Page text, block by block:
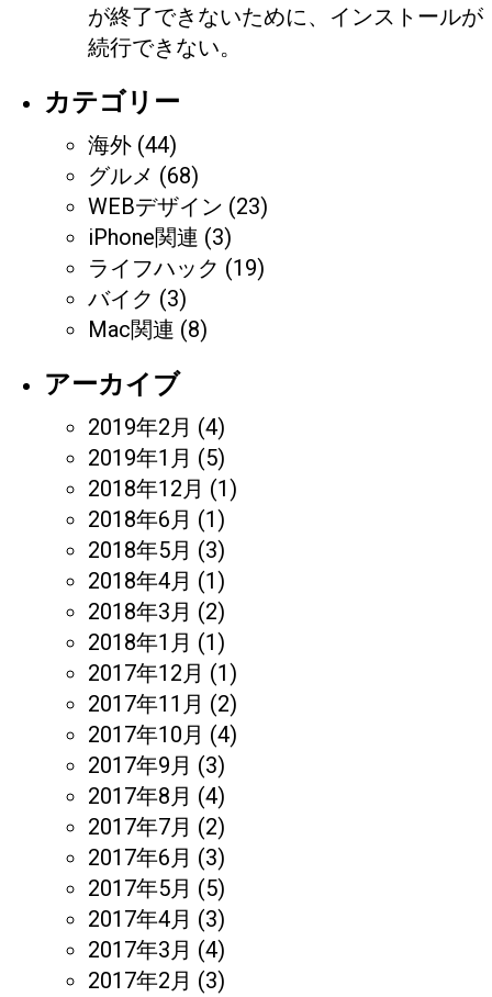
が終了できないために、インストールが
続行できない。
カテゴリー
海外 (44)
グルメ (68)
WEBデザイン (23)
iPhone関連 (3)
ライフハック (19)
バイク (3)
Mac関連 (8)
アーカイブ
2019年2月 (4)
2019年1月 (5)
2018年12月 (1)
2018年6月 (1)
2018年5月 (3)
2018年4月 (1)
2018年3月 (2)
2018年1月 (1)
2017年12月 (1)
2017年11月 (2)
2017年10月 (4)
2017年9月 (3)
2017年8月 (4)
2017年7月 (2)
2017年6月 (3)
2017年5月 (5)
2017年4月 (3)
2017年3月 (4)
2017年2月 (3)